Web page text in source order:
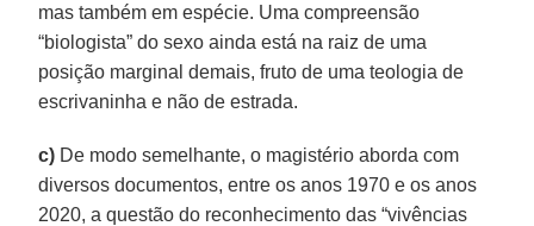
mas também em espécie. Uma compreensão
“biologista” do sexo ainda está na raiz de uma
posição marginal demais, fruto de uma teologia de
escrivaninha e não de estrada.
c) De modo semelhante, o magistério aborda com
diversos documentos, entre os anos 1970 e os anos
2020, a questão do reconhecimento das “vivências